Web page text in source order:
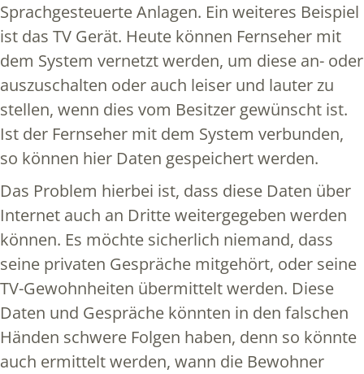
Sprachgesteuerte Anlagen. Ein weiteres Beispiel
ist das TV Gerät. Heute können Fernseher mit
dem System vernetzt werden, um diese an- oder
auszuschalten oder auch leiser und lauter zu
stellen, wenn dies vom Besitzer gewünscht ist.
Ist der Fernseher mit dem System verbunden,
so können hier Daten gespeichert werden.
Das Problem hierbei ist, dass diese Daten über
Internet auch an Dritte weitergegeben werden
können. Es möchte sicherlich niemand, dass
seine privaten Gespräche mitgehört, oder seine
TV-Gewohnheiten übermittelt werden. Diese
Daten und Gespräche könnten in den falschen
Händen schwere Folgen haben, denn so könnte
auch ermittelt werden, wann die Bewohner